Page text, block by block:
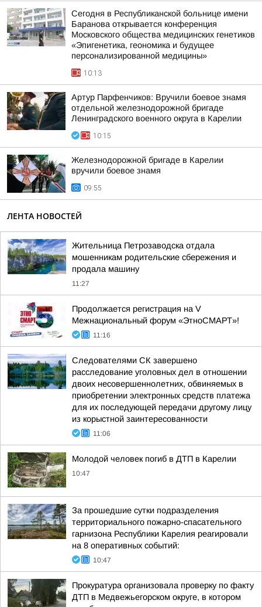
Сегодня в Республиканской больнице имени
Баранова открывается конференция
Московского общества медицинских генетиков
«Эпигенетика, геономика и будущее
персонализированной медицины»
10:13
Артур Парфенчиков: Вручили боевое знамя
отдельной железнодорожной бригаде
Ленинградского военного округа в Карелии
10:15
Железнодорожной бригаде в Карелии
вручили боевое знамя
09:55
ЛЕНТА НОВОСТЕЙ
Жительница Петрозаводска отдала
мошенникам родительские сбережения и
продала машину
11:27
Продолжается регистрация на V
Межнациональный форум «ЭтноСМАРТ»!
11:16
Следователями СК завершено
расследование уголовных дел в отношении
двоих несовершеннолетних, обвиняемых в
приобретении электронных средств платежа
для их последующей передачи другому лицу
из корыстной заинтересованности
11:06
Молодой человек погиб в ДТП в Карелии
10:47
За прошедшие сутки подразделения
территориального пожарно-спасательного
гарнизона Республики Карелия реагировали
на 8 оперативных событий:
10:47
Прокуратура организовала проверку по факту
ДТП в Медвежьегорском округе, в котором